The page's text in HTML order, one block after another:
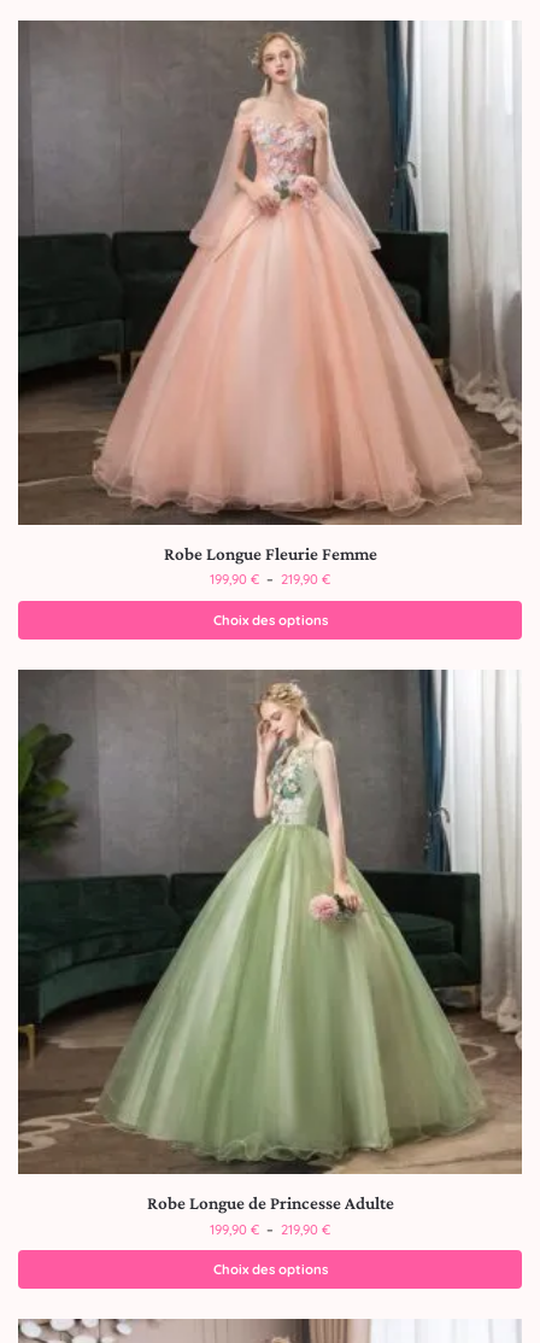
Robe Longue Fleurie Femme
199,90 € – 219,90 €
Choix des options
Robe Longue de Princesse Adulte
199,90 € – 219,90 €
Choix des options